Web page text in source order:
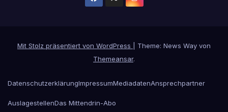
Mit Stolz präsentiert von WordPress
Theme: News Way von
Themeansar.
DatenschutzerklärungImpressumMediadatenAnsprechpartner
AuslagestellenDas Mittendrin-Abo